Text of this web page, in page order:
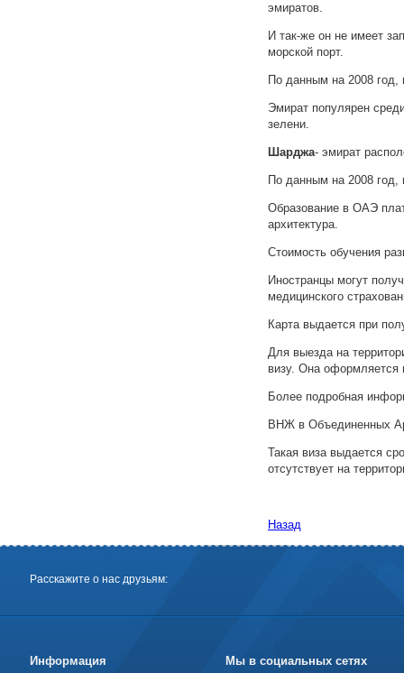
эмиратов.
И так-же он не имеет
морской порт.
По данным на 2008 год,
Эмират популярен
зелени.
Шарджа- эмират
По данным на 2008 год,
Образование в ОАЭ
архитектура.
Стоимость обучения
Иностранцы могут
медицинского
Карта выдается при
Для выезда на
визу. Она оформляется
Более подробная
ВНЖ в Объединенных
Такая виза выдается
отсутствует на
Назад
Расскажите о нас друзьям:
Информация Мы в социальных сетях